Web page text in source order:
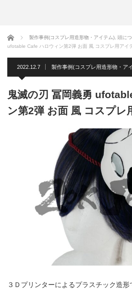
ホーム 製作事例(コスプレ用造形物・アイテム) 頭に
ufotable Cafe ハロウィン第2弾 お面 風 コスプレ用アイ
2022.12.7 製作事例(コスプレ用造形物・ア
鬼滅の刃 冨岡義勇
ン第2弾 お面 風 コスプレ
３Ｄプリンターによるプラスチック造